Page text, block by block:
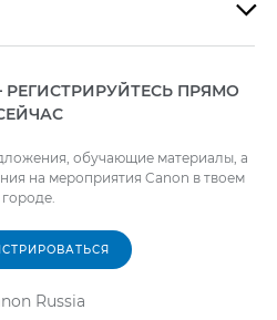

ПРЯМО
обучающие материалы, а
на мероприятия Canon в твоем
городе.
Russia